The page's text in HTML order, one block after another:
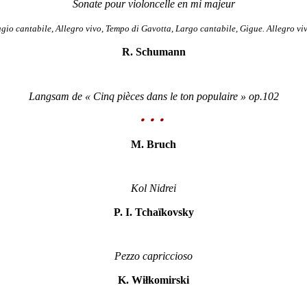
Sonate pour violoncelle en mi majeur
cantabile, Allegro vivo, Tempo di Gavotta, Largo cantabile, Gigue. Allegro
R. Schumann
Langsam de « Cinq pièces dans le ton populaire » op.102
• • •
M. Bruch
Kol Nidrei
P. I. Tchaïkovsky
Pezzo capriccioso
K. Wiłkomirski